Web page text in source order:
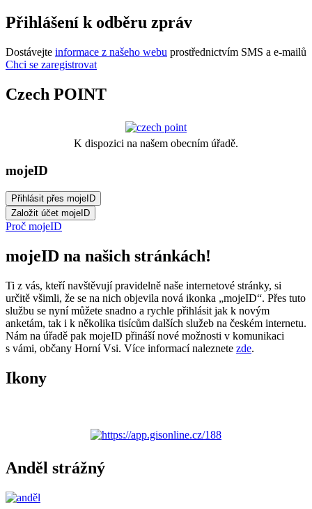
Přihlášení k odběru zpráv
Dostávejte informace z našeho webu prostřednictvím SMS a e-mailů
Chci se zaregistrovat
Czech POINT
K dispozici na našem obecním úřadě.
mojeID
Proč mojeID
mojeID na našich stránkách!
Ti z vás, kteří navštěvují pravidelně naše internetové stránky, si
určitě všimli, že se na nich objevila nová ikonka „mojeID“. Přes tuto
službu se nyní můžete snadno a rychle přihlásit jak k novým
anketám, tak i k několika tisícům dalších služeb na českém internetu.
Nám na úřadě pak mojeID přináší nové možnosti v komunikaci
s vámi, občany Horní Vsi. Více informací naleznete zde.
Ikony
Anděl strážný